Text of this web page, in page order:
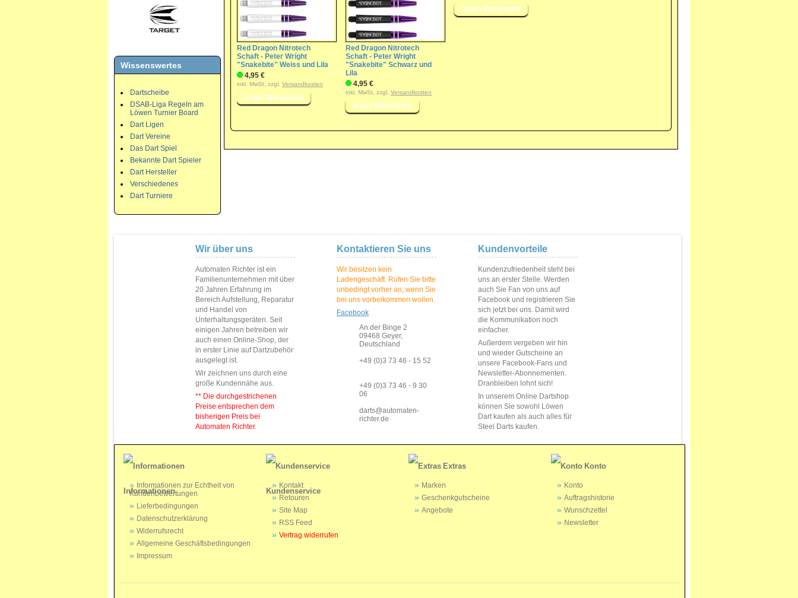
Wissenswertes
Dartscheibe
DSAB-Liga Regeln am
Löwen Turnier Board
Dart Ligen
Dart Vereine
Das Dart Spiel
Bekannte Dart Spieler
Dart Hersteller
Verschiedenes
Dart Turniere
Red Dragon Nitrotech
Schaft - Peter Wright
"Snakebite" Weiss und Lila
4,95 €
inkl. MwSt, zzgl. Versandkosten
Red Dragon Nitrotech
Schaft - Peter Wright
"Snakebite" Schwarz und
Lila
4,95 €
inkl. MwSt, zzgl. Versandkosten
Wir über uns
Automaten Richter ist ein
Familienunternehmen mit über
20 Jahren Erfahrung im
Bereich Aufstellung, Reparatur
und Handel von
Unterhaltungsgeräten. Seit
einigen Jahren betreiben wir
auch einen Online-Shop, der
in erster Linie auf Dartzubehör
ausgelegt ist.
Wir zeichnen uns durch eine
große Kundennähe aus.
** Die durchgestrichenen
Preise entsprechen dem
bisherigen Preis bei
Automaten Richter.
Kontaktieren Sie uns
Wir besitzen kein
Ladengeschäft. Rufen Sie bitte
unbedingt vorher an, wenn Sie
bei uns vorbeikommen wollen.
Facebook
An der Binge 2
09468 Geyer,
Deutschland
+49 (0)3 73 46 - 15 52
+49 (0)3 73 46 - 9 30
06
darts@automaten-
richter.de
Kundenvorteile
Kundenzufriedenheit steht bei
uns an erster Stelle. Werden
auch Sie Fan von uns auf
Facebook und registrieren Sie
sich jetzt bei uns. Damit wird
die Kommunikation noch
einfacher.
Außerdem vergeben wir hin
und wieder Gutscheine an
unsere Facebook-Fans und
Newsletter-Abonnementen.
Dranbleiben lohnt sich!
In unserem Online Dartshop
können Sie sowohl Löwen
Dart kaufen als auch alles für
Steel Darts kaufen.
Informationen
Informationen zur Echtheit von
Kundenbewertungen
Lieferbedingungen
Datenschutzerklärung
Widerrufsrecht
Allgemeine Geschäftsbedingungen
Impressum
Kundenservice
Kontakt
Retouren
Site Map
RSS Feed
Vertrag widerrufen
Extras
Marken
Geschenkgutscheine
Angebote
Konto
Konto
Auftragshistorie
Wunschzettel
Newsletter